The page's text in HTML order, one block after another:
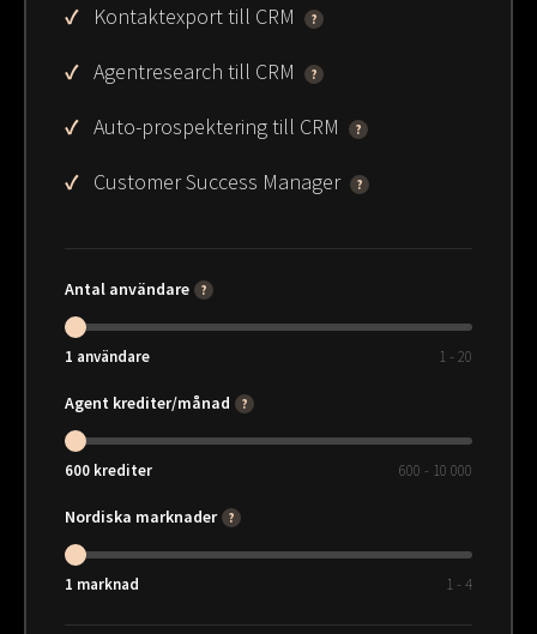
Kontaktexport till CRM ?
Agentresearch till CRM ?
Auto-prospektering till CRM ?
Customer Success Manager ?
Antal användare ?
1 användare 1 - 20
Agent krediter/månad ?
600 krediter 600 - 10 000
Nordiska marknader ?
1 marknad 1 - 4